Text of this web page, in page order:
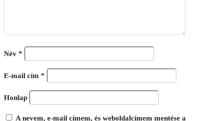
Név *
E-mail cím *
Honlap
A nevem, e-mail címem, és weboldalcímem mentése a